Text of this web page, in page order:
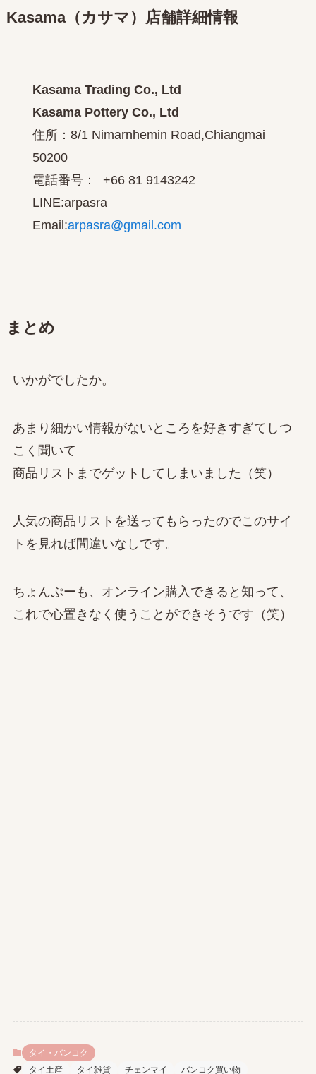
Kasama（カサマ）店舗詳細情報
Kasama Trading Co., Ltd
Kasama Pottery Co., Ltd
住所：8/1 Nimarnhemin Road,Chiangmai
50200
電話番号： +66 81 9143242
LINE:arpasra
Email:arpasra@gmail.com
まとめ
いかがでしたか。
あまり細かい情報がないところを好きすぎてしつ
こく聞いて
商品リストまでゲットしてしまいました（笑）
人気の商品リストを送ってもらったのでこのサイ
トを見れば間違いなしです。
ちょんぷーも、オンライン購入できると知って、
これで心置きなく使うことができそうです（笑）
タイ・バンコク
タイ土産
タイ雑貨 チェンマイ バンコク買い物